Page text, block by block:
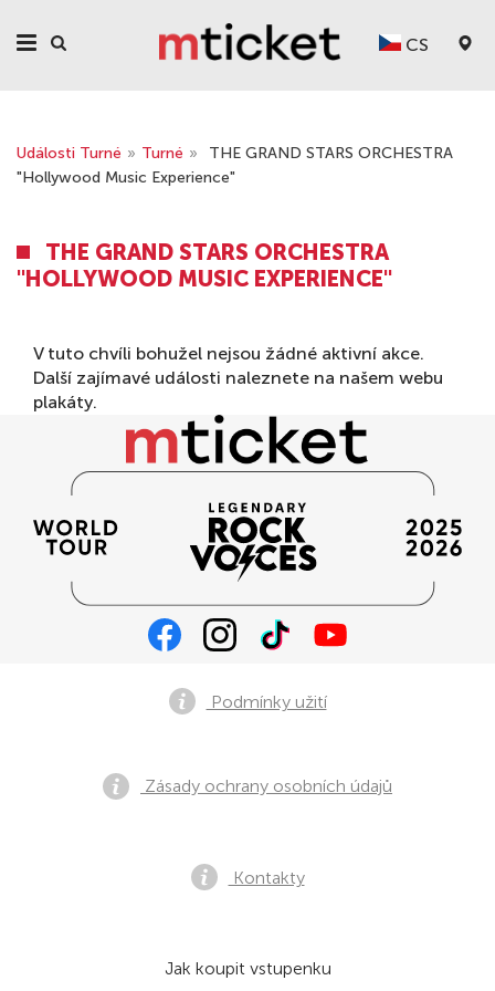
CS
Události Turné » Turné »
THE GRAND STARS ORCHESTRA
"Hollywood Music Experience"
THE GRAND STARS ORCHESTRA
"HOLLYWOOD MUSIC EXPERIENCE"
V tuto chvíli bohužel nejsou žádné aktivní akce.
Další zajímavé události naleznete na našem webu
plakáty.
Podmínky užití
Zásady ochrany osobních údajů
Kontakty
Jak koupit vstupenku